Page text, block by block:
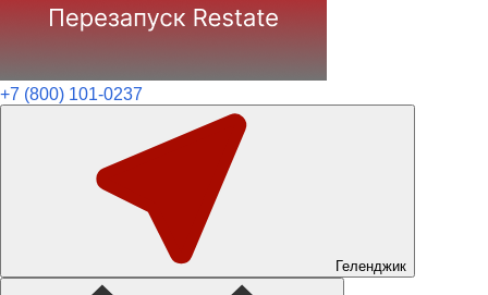
+7 (800) 101-0237
Геленджик